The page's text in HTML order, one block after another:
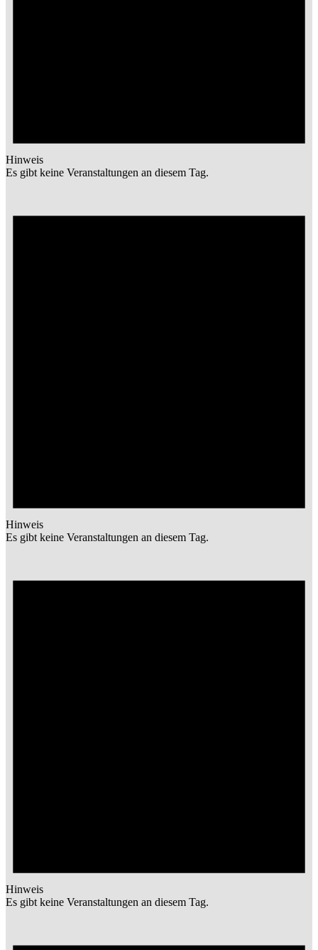
Hinweis
Es gibt keine Veranstaltungen an diesem Tag.
Hinweis
Es gibt keine Veranstaltungen an diesem Tag.
Hinweis
Es gibt keine Veranstaltungen an diesem Tag.